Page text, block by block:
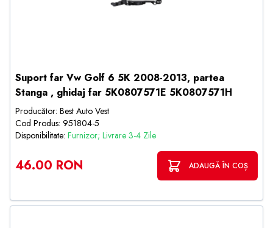
Suport far Vw Golf 6 5K 2008-2013, partea
Stanga , ghidaj far 5K0807571E 5K0807571H
Producător: Best Auto Vest
Cod Produs: 951804-5
Disponibilitate: Furnizor; Livrare 3-4 Zile
46.00 RON ADAUGĂ ÎN COȘ